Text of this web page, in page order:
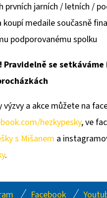
prvních jarních / letních /
koupí medaile současně
podporovanému spolku
Pravidelně se setkáváme
výzvy a akce můžete na
hezkypesky, ve
s Mišanem a
.
Facebook